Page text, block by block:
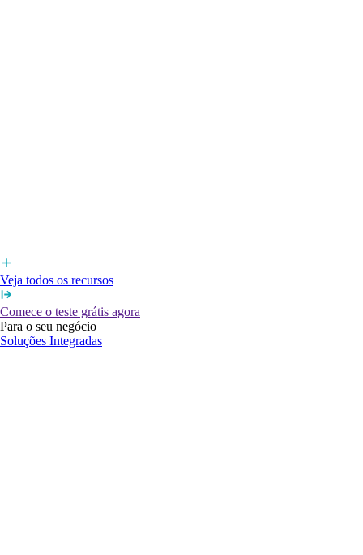
Veja todos os recursos
Comece o teste grátis agora
Para o seu negócio
Soluções Integradas